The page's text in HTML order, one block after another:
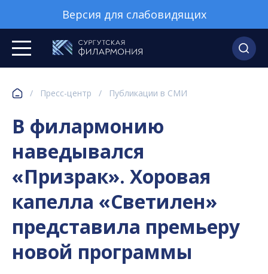
Версия для слабовидящих
/ Пресс-центр / Публикации в СМИ
В филармонию
наведывался
«Призрак». Хоровая
капелла «Светилен»
представила премьеру
новой программы